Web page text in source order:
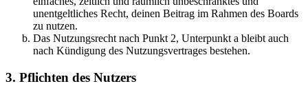
unentgeltliches Recht, deinen Beitrag im Rahmen des Boards
zu nutzen.
Das Nutzungsrecht nach Punkt 2, Unterpunkt a bleibt auch
nach Kündigung des Nutzungsvertrages bestehen.
3. Pflichten des Nutzers